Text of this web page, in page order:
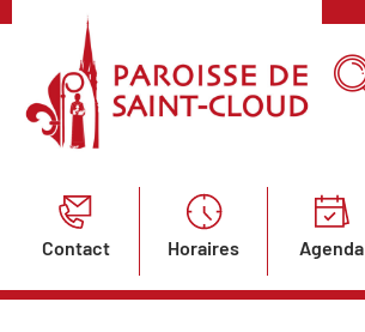
Contact Horaires Agenda